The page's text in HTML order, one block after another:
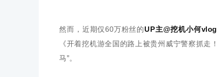
然而，近期仅60万粉丝的UP主@挖机小何vlog
《开着挖机游全国的路上被贵州威宁警察抓走
马”。